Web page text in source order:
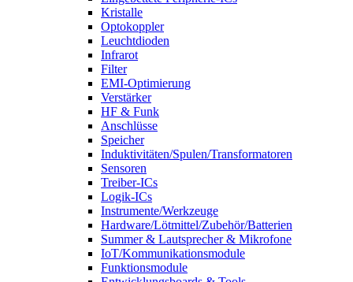
Kristalle
Optokoppler
Leuchtdioden
Infrarot
Filter
EMI-Optimierung
Verstärker
HF & Funk
Anschlüsse
Speicher
Induktivitäten/Spulen/Transformatoren
Sensoren
Treiber-ICs
Logik-ICs
Instrumente/Werkzeuge
Hardware/Lötmittel/Zubehör/Batterien
Summer & Lautsprecher & Mikrofone
IoT/Kommunikationsmodule
Funktionsmodule